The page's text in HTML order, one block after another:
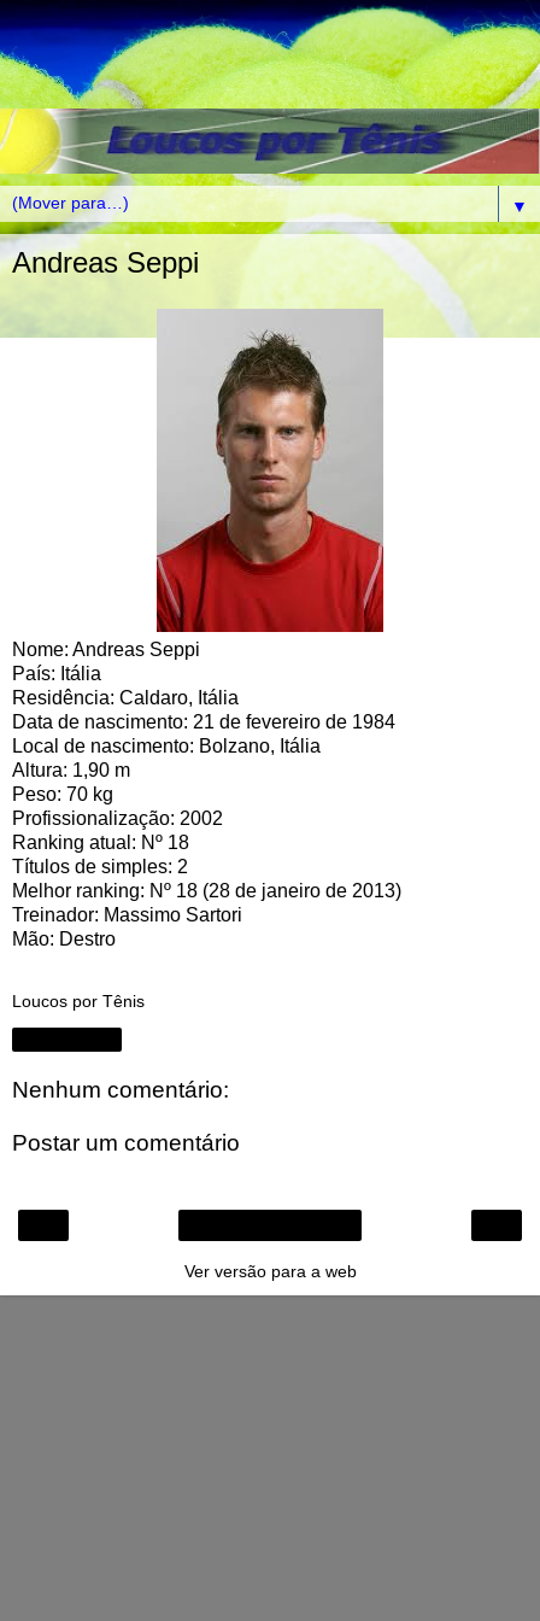
▼
Andreas Seppi
Nome: Andreas Seppi
País: Itália
Residência: Caldaro, Itália
Data de nascimento: 21 de fevereiro de 1984
Local de nascimento: Bolzano, Itália
Altura: 1,90 m
Peso: 70 kg
Profissionalização: 2002
Ranking atual: Nº 18
Títulos de simples: 2
Melhor ranking: Nº 18 (28 de janeiro de 2013)
Treinador: Massimo Sartori
Mão: Destro
Loucos por Tênis
Nenhum comentário:
Postar um comentário
Ver versão para a web